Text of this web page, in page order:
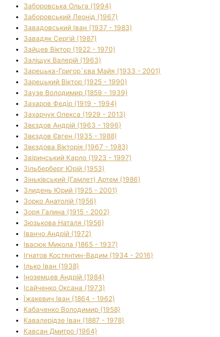
Заборовська Ольга (1994)
Заборовський Леонід (1967)
Завадовський Іван (1937 - 1983)
Завадяк Сергій (1987)
Зайцев Віктор (1922 - 1970)
Заліщук Валерій (1963)
Зарецька-Григор`єва Майя (1933 - 2001)
Зарецький Віктор (1925 - 1990)
Заузе Володимир (1859 - 1939)
Захаров Федір (1919 - 1994)
Захарчук Олекса (1929 - 2013)
Звєздов Андрій (1963 - 1996)
Звєздов Євген (1935 - 1988)
Звєздова Вікторія (1967 - 1983)
Звіринський Карло (1923 - 1997)
Зільберберг Юрій (1953)
Зіньківський (Гамлет) Артем (1986)
Злидень Юрий (1925 - 2001)
Зорко Анатолій (1956)
Зоря Галина (1915 - 2002)
Зюзькова Наталя (1956)
Іванчо Андрій (1972)
Івасюк Микола (1865 - 1937)
Ігнатов Костянтин-Вадим (1934 - 2016)
Ілько Іван (1938)
Іноземцев Андрій (1984)
Ісайченко Оксана (1973)
Їжакевич Іван (1864 - 1962)
Кабаченко Володимир (1958)
Кавалерідзе Іван (1887 - 1978)
Кавсан Дмитро (1964)